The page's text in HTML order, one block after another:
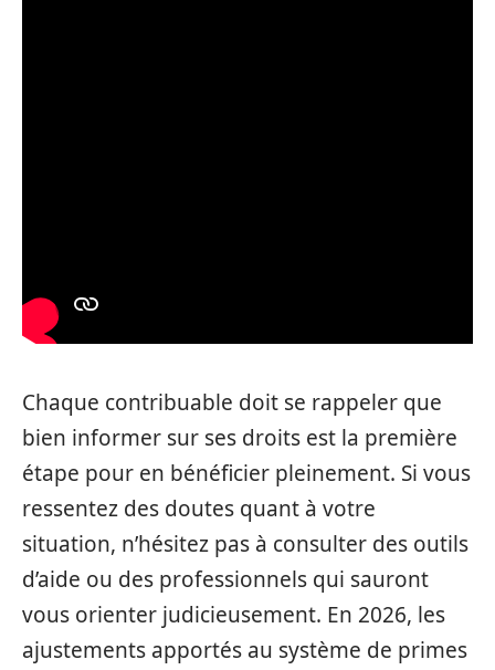
Chaque contribuable doit se rappeler que
bien informer sur ses droits est la première
étape pour en bénéficier pleinement. Si vous
ressentez des doutes quant à votre
situation, n’hésitez pas à consulter des outils
d’aide ou des professionnels qui sauront
vous orienter judicieusement. En 2026, les
ajustements apportés au système de primes